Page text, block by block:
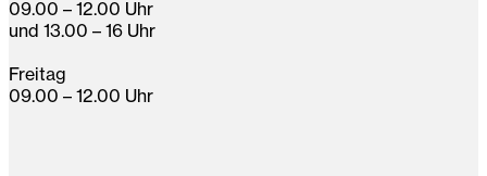
09.00 – 12.00 Uhr
und 13.00 – 16 Uhr
Freitag
09.00 – 12.00 Uhr